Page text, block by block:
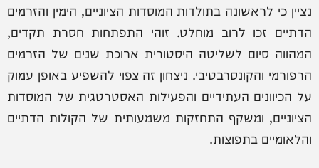
נציין כי לראשונה בתולדות המוסדות הציוניים, הימין והזרמים
הדתיים זכו לרוב מוחלט. זוהי התפתחות חסרת תקדים,
המהווה סיום לשליטה היסטורית ארוכת שנים של הזרמים
הרפורמי והקונסרבטיבי. ניצחון זה צפוי להשפיע באופן עמוק
על הכיוונים העתידיים והפעילות האסטרטגית של המוסדות
הציוניים, ומשקף התחזקות משמעותית של הקולות הדתיים
והלאומיים בתפוצות.